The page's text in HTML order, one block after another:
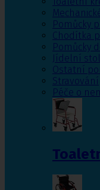
Pomůcky
Chodítka
Pomůcky
Jídelní
Ostatní
Stravování
Péče o